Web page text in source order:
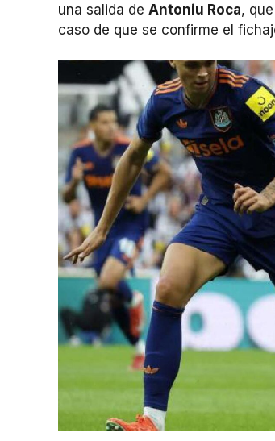
una salida de Antoniu Roca,
caso de que se confirme el